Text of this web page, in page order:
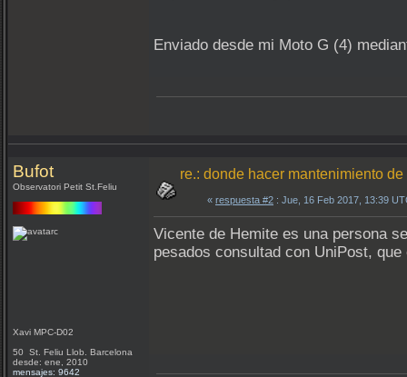
Enviado desde mi Moto G (4)
Bufot
Observatori Petit St.Feliu
Xavi MPC-D02
50 St. Feliu Llob. Barcelona
desde: ene, 2010
mensajes: 9642
re.: donde hacer mantenimiento
« respuesta #2 : Jue, 16 Feb 2017, 13:39
Vicente de Hemite es una persona
pesados consultad con UniPost,